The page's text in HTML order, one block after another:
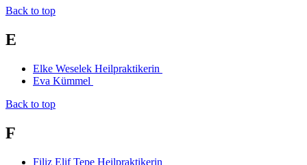
Back to top
E
Elke Weselek Heilpraktikerin
Eva Kümmel
Back to top
F
Filiz Elif Tepe Heilpraktikerin